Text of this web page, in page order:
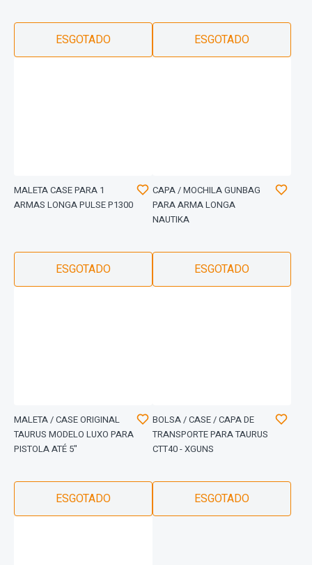
ESGOTADO ESGOTADO
MALETA CASE PARA 1
ARMAS LONGA PULSE P1300
ESGOTADO
CAPA / MOCHILA GUNBAG
PARA ARMA LONGA
NAUTIKA
ESGOTADO
MALETA / CASE ORIGINAL
TAURUS MODELO LUXO PARA
PISTOLA ATÉ 5"
ESGOTADO
BOLSA / CASE / CAPA DE
TRANSPORTE PARA TAURUS
CTT40 - XGUNS
ESGOTADO